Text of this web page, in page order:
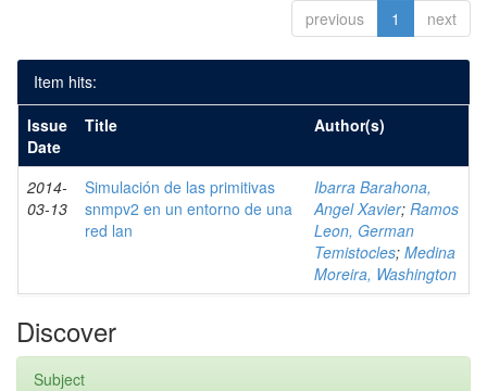
previous 1 next
Item hits:
Issue
Date
Title Author(s)
2014-
03-13
Simulación de las primitivas
snmpv2 en un entorno de una
red lan
Ibarra Barahona,
Angel Xavier; Ramos
Leon, German
Temistocles; Medina
Moreira, Washington
Discover
Subject